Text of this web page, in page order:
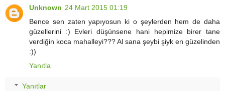
Unknown 24 Mart 2015 01:19
Bence sen zaten yapıyosun ki o şeylerden hem de daha
güzellerini :) Evleri düşünsene hani hepimize birer tane
verdiğin koca mahalleyi??? Al sana şeybi şiyk en güzelinden
:))
Yanıtla
Yanıtlar